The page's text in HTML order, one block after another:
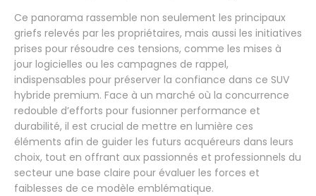
Ce panorama rassemble non seulement les principaux
griefs relevés par les propriétaires, mais aussi les initiatives
prises pour résoudre ces tensions, comme les mises à
jour logicielles ou les campagnes de rappel,
indispensables pour préserver la confiance dans ce SUV
hybride premium. Face à un marché où la concurrence
redouble d’efforts pour fusionner performance et
durabilité, il est crucial de mettre en lumière ces
éléments afin de guider les futurs acquéreurs dans leurs
choix, tout en offrant aux passionnés et professionnels du
secteur une base claire pour évaluer les forces et
faiblesses de ce modèle emblématique.